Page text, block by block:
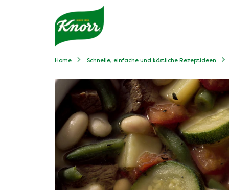
Home Schnelle, einfache und köstliche Rezeptideen